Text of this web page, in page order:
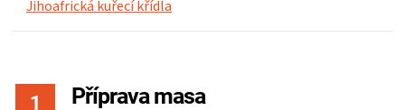
Jihoafrická kuřecí křídla
Příprava masa